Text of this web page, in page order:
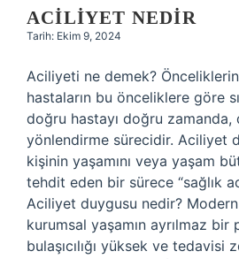
ACILIYET NEDIR
Tarih: Ekim 9, 2024
Aciliyeti ne demek?
hastaların bu önceliklere göre
doğru hastayı doğru zamanda,
yönlendirme sürecidir. Aciliyet
kişinin yaşamını veya yaşam
tehdit eden bir sürece “sağlık
Aciliyet duygusu nedir?
kurumsal yaşamın ayrılmaz bir
bulaşıcılığı yüksek ve tedavisi